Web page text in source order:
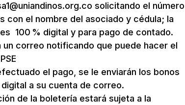
solicitando el número
con el nombre del asociado y cédula; la
100 % digital y para pago de contado.
un correo notificando que puede hacer el
el pago, se le enviarán los bonos
a su cuenta de correo.
de la boletería estará sujeta a la